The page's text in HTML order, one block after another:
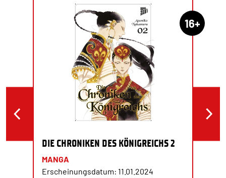
16+
DIE CHRONIKEN DES KÖNIGREICHS 2
MANGA
Erscheinungsdatum: 11.01.2024